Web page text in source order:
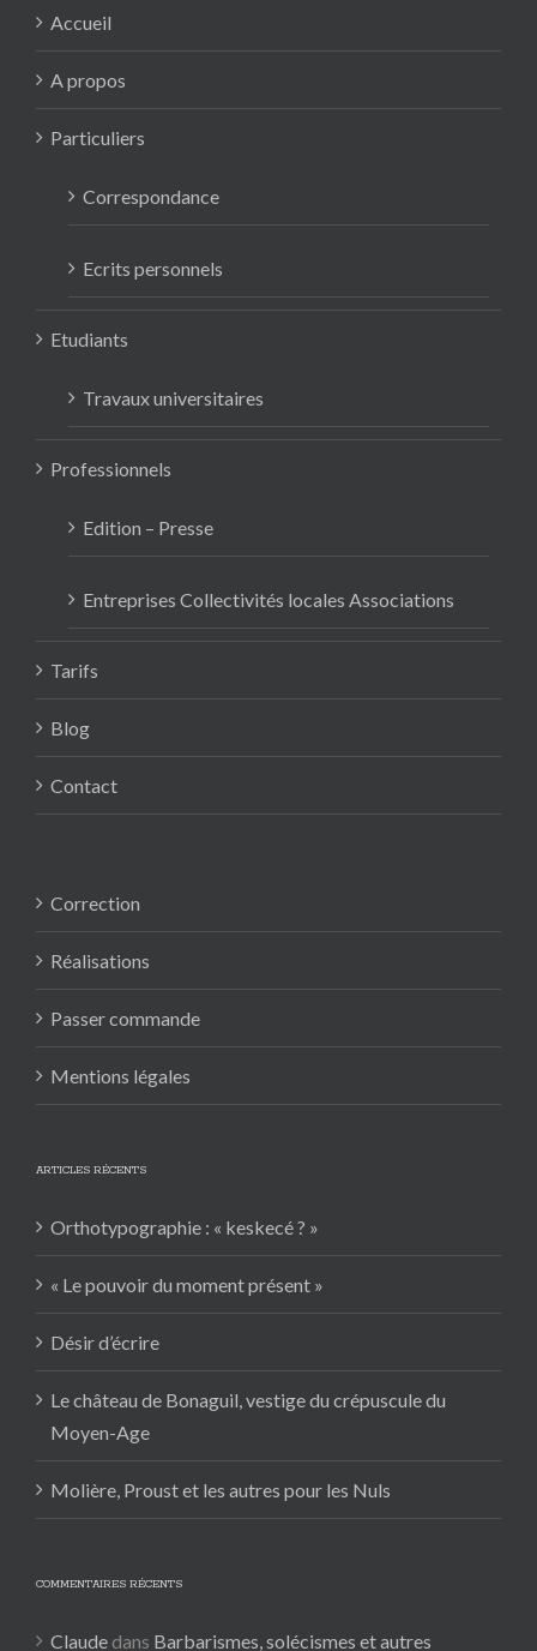
Accueil
A propos
Particuliers
Correspondance
Ecrits personnels
Etudiants
Travaux universitaires
Professionnels
Edition – Presse
Entreprises Collectivités locales Associations
Tarifs
Blog
Contact
Correction
Réalisations
Passer commande
Mentions légales
ARTICLES RÉCENTS
Orthotypographie : « keskecé ? »
« Le pouvoir du moment présent »
Désir d’écrire
Le château de Bonaguil, vestige du crépuscule du
Moyen-Age
Molière, Proust et les autres pour les Nuls
COMMENTAIRES RÉCENTS
Claude dans Barbarismes, solécismes et autres